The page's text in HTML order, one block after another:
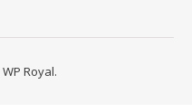
WP Royal.